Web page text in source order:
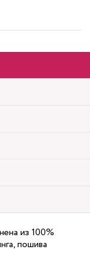
из 100%
пошива